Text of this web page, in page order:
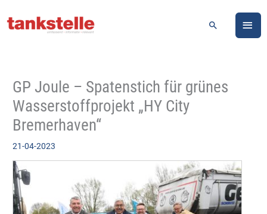
Inhalt
Suchen
GP Joule – Spatenstich für grünes
Wasserstoffprojekt „HY City
Bremerhaven“
21-04-2023